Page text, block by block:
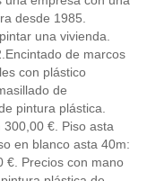
external)
desde 1985.
una vivienda.
de marcos
con plástico
de
pintura plástica.
€. Piso asta
en blanco asta 40m:
€. Precios con mano